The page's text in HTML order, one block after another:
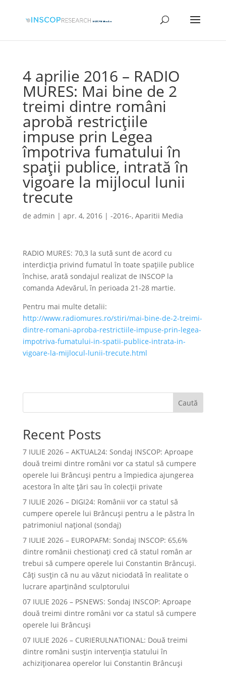
4 aprilie 2016 – RADIO
MURES: Mai bine de 2
treimi dintre români
aprobă restricţiile
impuse prin Legea
împotriva fumatului în
spaţii publice, intrată în
vigoare la mijlocul lunii
trecute
de admin | apr. 4, 2016| -2016-, Aparitii Media
RADIO MURES: 70,3 la sută sunt de acord cu
interdicţia privind fumatul în toate spaţiile publice
închise, arată sondajul realizat de INSCOP la
comanda Adevărul, în perioada 21-28 martie.
Pentru mai multe detalii:
http://www.radiomures.ro/stiri/mai-bine-de-2-treimi-
dintre-romani-aproba-restrictiile-impuse-prin-legea-
impotriva-fumatului-in-spatii-publice-intrata-in-
vigoare-la-mijlocul-lunii-trecute.html
Caută
Recent Posts
7 IULIE 2026 – AKTUAL24: Sondaj INSCOP: Aproape
două treimi dintre români vor ca statul să cumpere
operele lui Brâncuşi pentru a împiedica ajungerea
acestora în alte ţări sau în colecţii private
7 IULIE 2026 – DIGI24: Românii vor ca statul să
cumpere operele lui Brâncuși pentru a le păstra în
patrimoniul național (sondaj)
7 IULIE 2026 – EUROPAFM: Sondaj INSCOP: 65,6%
dintre românii chestionați cred că statul român ar
trebui să cumpere operele lui Constantin Brâncuși.
Câți susțin că nu au văzut niciodată în realitate o
lucrare aparținând sculptorului
07 IULIE 2026 – PSNEWS: Sondaj INSCOP: Aproape
două treimi dintre români vor ca statul să cumpere
operele lui Brâncuși
07 IULIE 2026 – CURIERULNATIONAL: Două treimi
dintre români susțin intervenția statului în
achiziționarea operelor lui Constantin Brâncuși